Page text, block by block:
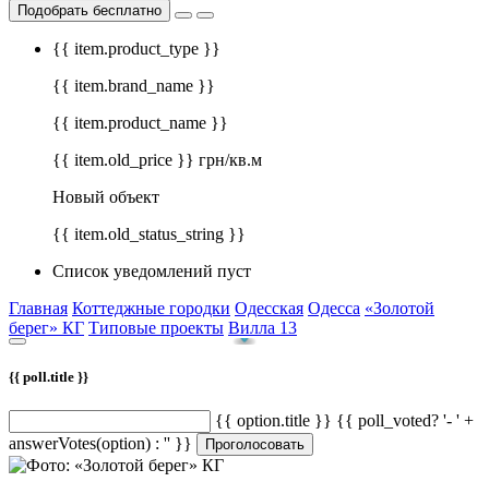
Подобрать бесплатно
{{ item.product_type }}
{{ item.brand_name }}
{{ item.product_name }}
{{ item.old_price }} грн/кв.м
Новый объект
{{ item.old_status_string }}
Список уведомлений пуст
Главная Коттеджные городки Одесская Одесса «Золотой
берег» КГ Типовые проекты Вилла 13
{{ poll.title }}
{{ option.title }} {{ poll_voted? '- ' +
answerVotes(option) : '' }}
Проголосовать